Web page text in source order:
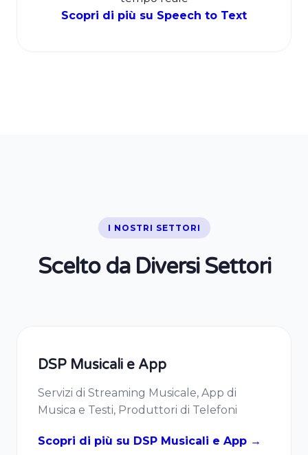
Scopri di più su Speech to Text
I NOSTRI SETTORI
Scelto da Diversi Settori
DSP Musicali e App
Servizi di Streaming Musicale, App di
Musica e Testi, Produttori di Telefoni
Scopri di più su DSP Musicali e App →